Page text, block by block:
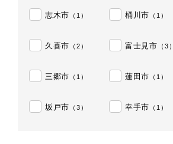
志木市 （1） 桶川市 （1）
久喜市 （2） 富士見市 （3）
三郷市 （1） 蓮田市 （1）
坂戸市 （3） 幸手市 （1）